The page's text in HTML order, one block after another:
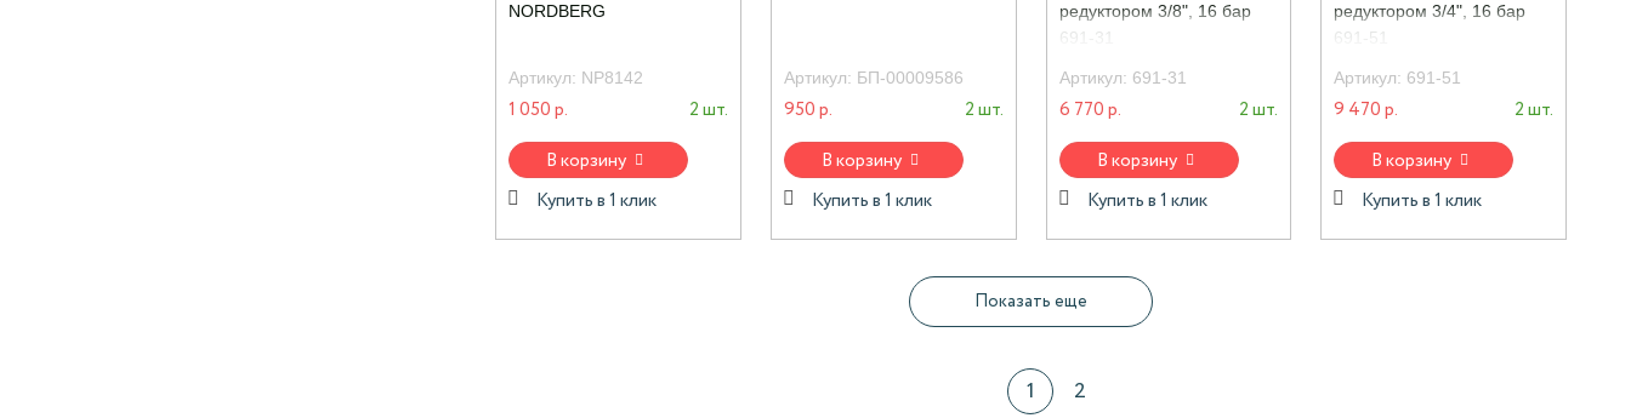
NORDBERG
Артикул: NP8142
1 050 р. 2 шт.
В корзину
Купить в 1 клик
Артикул: БП-00009586
950 р. 2 шт.
В корзину
Купить в 1 клик
редуктором 3/8", 16 бар
691-31
Артикул: 691-31
6 770 р. 2 шт.
В корзину
Купить в 1 клик
редуктором 3/4", 16 бар
691-51
Артикул: 691-51
9 470 р. 2 шт.
В корзину
Купить в 1 клик
Показать еще
1 2